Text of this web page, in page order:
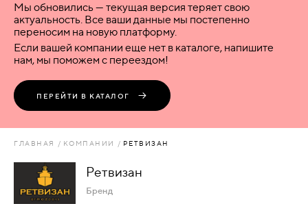
ВОРОТА
ПЕРЕГОРОДКИ
АКСЕССУАРЫ
Мы обновились — текущая версия теряет свою
актуальность. Все ваши данные мы постепенно
переносим на новую платформу.
Если вашей компании еще нет в каталоге, напишите
нам, мы поможем с переездом!
ПЕРЕЙТИ В КАТАЛОГ
ГЛАВНАЯ КОМПАНИИ РЕТВИЗАН
Ретвизан
Бренд